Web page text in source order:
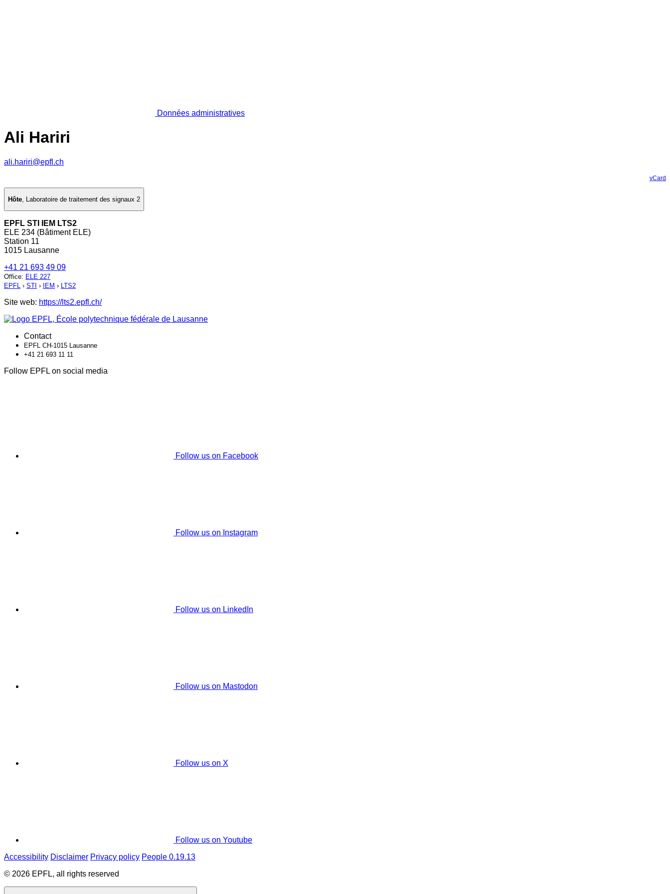
Données administratives
Ali Hariri
ali.hariri@epfl.ch
vCard
Hôte, Laboratoire de traitement des signaux 2
EPFL STI IEM LTS2
ELE 234 (Bâtiment ELE)
Station 11
1015 Lausanne
+41 21 693 49 09
Office: ELE 227
EPFL › STI › IEM › LTS2
Site web: https://lts2.epfl.ch/
Contact
EPFL CH-1015 Lausanne
+41 21 693 11 11
Follow EPFL on social media
Follow us on Facebook
Follow us on Instagram
Follow us on LinkedIn
Follow us on Mastodon
Follow us on X
Follow us on Youtube
Accessibility Disclaimer Privacy policy People 0.19.13
© 2026 EPFL, all rights reserved